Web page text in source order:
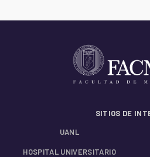
SITIOS DE
UANL
HOSPITAL UNIVERSITARIO